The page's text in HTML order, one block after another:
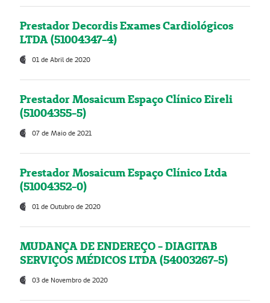
Prestador Decordis Exames Cardiológicos
LTDA (51004347-4)
01 de Abril de 2020
Prestador Mosaicum Espaço Clínico Eireli
(51004355-5)
07 de Maio de 2021
Prestador Mosaicum Espaço Clínico Ltda
(51004352-0)
01 de Outubro de 2020
MUDANÇA DE ENDEREÇO - DIAGITAB
SERVIÇOS MÉDICOS LTDA (54003267-5)
03 de Novembro de 2020